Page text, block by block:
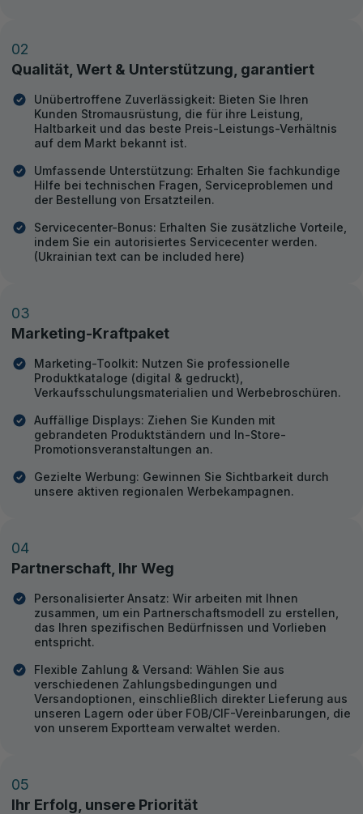
02
Qualität, Wert & Unterstützung, garantiert
Unübertroffene Zuverlässigkeit: Bieten Sie Ihren
Kunden Stromausrüstung, die für ihre Leistung,
Haltbarkeit und das beste Preis-Leistungs-Verhältnis
auf dem Markt bekannt ist.
Umfassende Unterstützung: Erhalten Sie fachkundige
Hilfe bei technischen Fragen, Serviceproblemen und
der Bestellung von Ersatzteilen.
Servicecenter-Bonus: Erhalten Sie zusätzliche Vorteile,
indem Sie ein autorisiertes Servicecenter werden.
(Ukrainian text can be included here)
03
Marketing-Kraftpaket
Marketing-Toolkit: Nutzen Sie professionelle
Produktkataloge (digital & gedruckt),
Verkaufsschulungsmaterialien und Werbebroschüren.
Auffällige Displays: Ziehen Sie Kunden mit
gebrandeten Produktständern und In-Store-
Promotionsveranstaltungen an.
Gezielte Werbung: Gewinnen Sie Sichtbarkeit durch
unsere aktiven regionalen Werbekampagnen.
04
Partnerschaft, Ihr Weg
Personalisierter Ansatz: Wir arbeiten mit Ihnen
zusammen, um ein Partnerschaftsmodell zu erstellen,
das Ihren spezifischen Bedürfnissen und Vorlieben
entspricht.
Flexible Zahlung & Versand: Wählen Sie aus
verschiedenen Zahlungsbedingungen und
Versandoptionen, einschließlich direkter Lieferung aus
unseren Lagern oder über FOB/CIF-Vereinbarungen, die
von unserem Exportteam verwaltet werden.
05
Ihr Erfolg, unsere Priorität